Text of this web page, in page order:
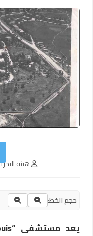
هيئة
حجم الخط: